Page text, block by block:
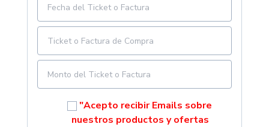
"Acepto recibir Emails sobre
nuestros productos y ofertas